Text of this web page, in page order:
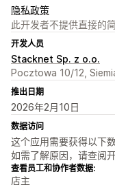
隐私政策
此开发者不提供直接的
开发人员
Stacknet Sp. z o.o.
Pocztowa 10/12,
推出日期
2026年2月10日
数据访问
这个应用需要获得以下
如需了解原因，请查阅
查看员工和协作者数据:
店主